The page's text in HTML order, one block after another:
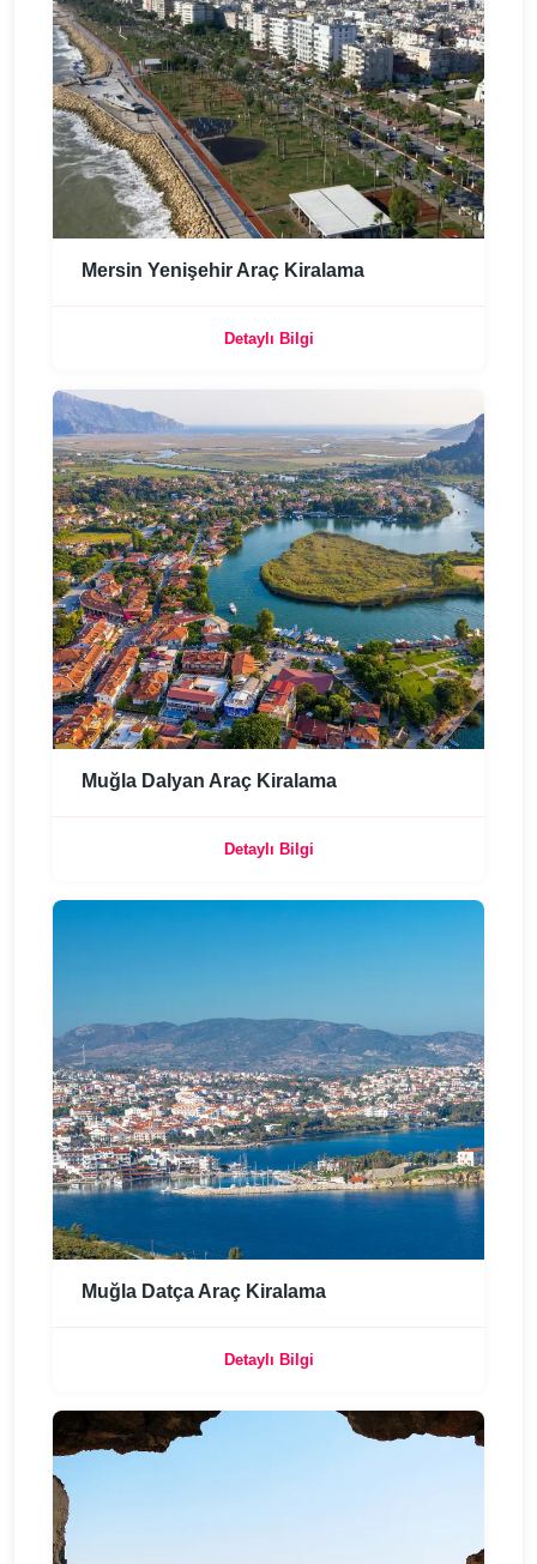
Mersin Yenişehir Araç Kiralama
Detaylı Bilgi
Muğla Dalyan Araç Kiralama
Detaylı Bilgi
Muğla Datça Araç Kiralama
Detaylı Bilgi